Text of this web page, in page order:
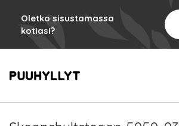
Oletko sisustamassa
kotiasi?